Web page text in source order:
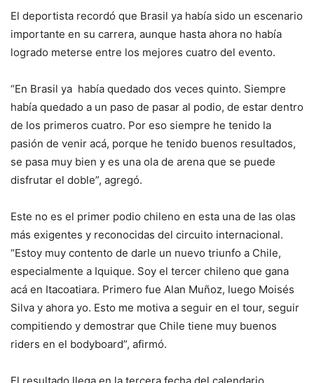
El deportista recordó que Brasil ya había sido un escenario
importante en su carrera, aunque hasta ahora no había
logrado meterse entre los mejores cuatro del evento.
“En Brasil ya había quedado dos veces quinto. Siempre
había quedado a un paso de pasar al podio, de estar dentro
de los primeros cuatro. Por eso siempre he tenido la
pasión de venir acá, porque he tenido buenos resultados,
se pasa muy bien y es una ola de arena que se puede
disfrutar el doble”, agregó.
Este no es el primer podio chileno en esta una de las olas
más exigentes y reconocidas del circuito internacional.
“Estoy muy contento de darle un nuevo triunfo a Chile,
especialmente a Iquique. Soy el tercer chileno que gana
acá en Itacoatiara. Primero fue Alan Muñoz, luego Moisés
Silva y ahora yo. Esto me motiva a seguir en el tour, seguir
compitiendo y demostrar que Chile tiene muy buenos
riders en el bodyboard”, afirmó.